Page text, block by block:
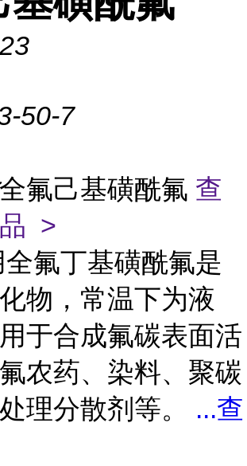
50-7
全氟己基磺酰氟 查
>
全氟丁基磺酰氟是
物，常温下为液
于合成氟碳表面活
农药、染料、聚碳
理分散剂等。 ...查